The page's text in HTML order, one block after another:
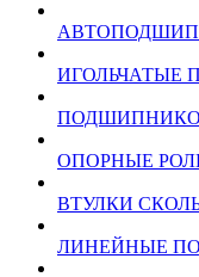
ИГОЛЬЧАТЫЕ
ОПОРНЫЕ
ВТУЛКИ
ЛИНЕЙНЫЕ